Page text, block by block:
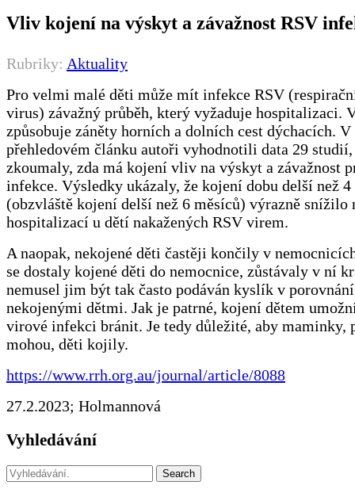
Vliv kojení na výskyt a závažnost RSV
Rubriky: Aktuality
Pro velmi malé děti může mít infekce RSV
virus) závažný průběh, který vyžaduje hospitalizaci.
způsobuje záněty horních a dolních cest dýchacích.
přehledovém článku autoři vyhodnotili data 29
zkoumaly, zda má kojení vliv na výskyt a závažnost
infekce. Výsledky ukázaly, že kojení dobu delší než 4
(obzvláště kojení delší než 6 měsíců) výrazně snížilo
hospitalizací u dětí nakažených RSV virem.
A naopak, nekojené děti častěji končily v
se dostaly kojené děti do nemocnice, zůstávaly v ní
nemusel jim být tak často podáván kyslík v
nekojenými dětmi. Jak je patrné, kojení dětem
virové infekci bránit. Je tedy důležité, aby maminky,
mohou, děti kojily.
https://www.rrh.org.au/journal/article/8088
27.2.2023; Holmannová
Vyhledávání
Search